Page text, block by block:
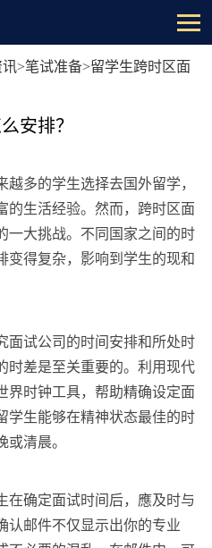
>笔试准备>留学生跨时区面
安排？
多的学生选择去国外留学，
的生活经验。然而，跨时区面
一大挑战。不同国家之间的时
变得复杂，影响到学生的现和
面试公司的时间安排和所处时
时差是至关重要的。利用现代
界时钟工具，帮助精确设定面
学生能够在精神状态最佳的时
清晨。
在确定面试时间后，應及时与
认邮件不仅显示出你的专业